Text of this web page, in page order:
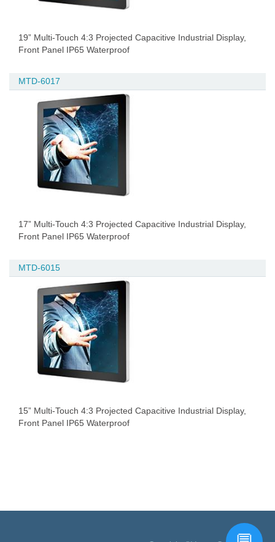
19” Multi-Touch 4:3 Projected Capacitive Industrial Display,
Front Panel IP65 Waterproof
MTD-6017
17” Multi-Touch 4:3 Projected Capacitive Industrial Display,
Front Panel IP65 Waterproof
MTD-6015
15” Multi-Touch 4:3 Projected Capacitive Industrial Display,
Front Panel IP65 Waterproof